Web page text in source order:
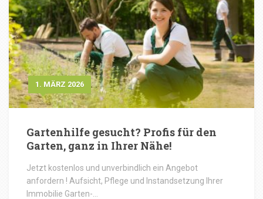
1. MÄRZ 2026
Gartenhilfe gesucht? Profis für den
Garten, ganz in Ihrer Nähe!
Jetzt kostenlos und unverbindlich ein Angebot
anfordern ! Aufsicht, Pflege und Instandsetzung Ihrer
Immobilie Garten-…